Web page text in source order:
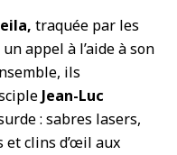
traquée par les
appel à l’aide à son
ils
Jean-Luc
: sabres lasers,
et clins d’œil aux